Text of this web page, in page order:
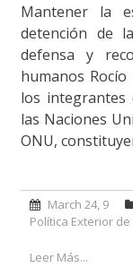
Mantener la
detención de
defensa y
humanos
los integrantes
las Naciones
ONU,
March 24, 9
Política Exterior
Leer Más...